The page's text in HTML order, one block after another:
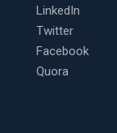
LinkedIn
Twitter
Facebook
Quora